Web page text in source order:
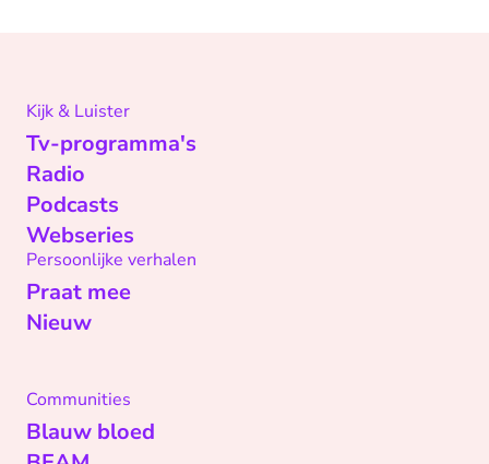
Kijk & Luister
Tv-programma's
Radio
Podcasts
Webseries
Persoonlijke verhalen
Praat mee
Nieuw
Communities
Blauw bloed